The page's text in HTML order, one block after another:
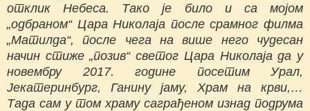
отклик Небеса. Тако је било и са мојом
„одбраном“ Цара Николаја после срамног филма
„Матилда“, после чега на више него чудесан
начин стиже „позив“ светог Цара Николаја да у
новембру 2017. године посетим Урал,
Јекатеринбург, Ганину јаму, Храм на крви,…
Тада сам у том храму саграђеном изнад подрума